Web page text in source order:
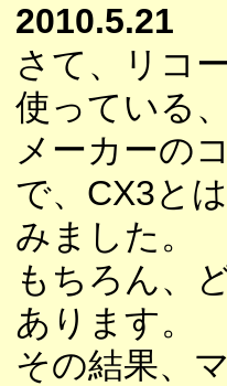
2010.5.21
さて、リコ
使っている
メーカーの
で、CX3と
みました。
もちろん、
あります。
その結果、